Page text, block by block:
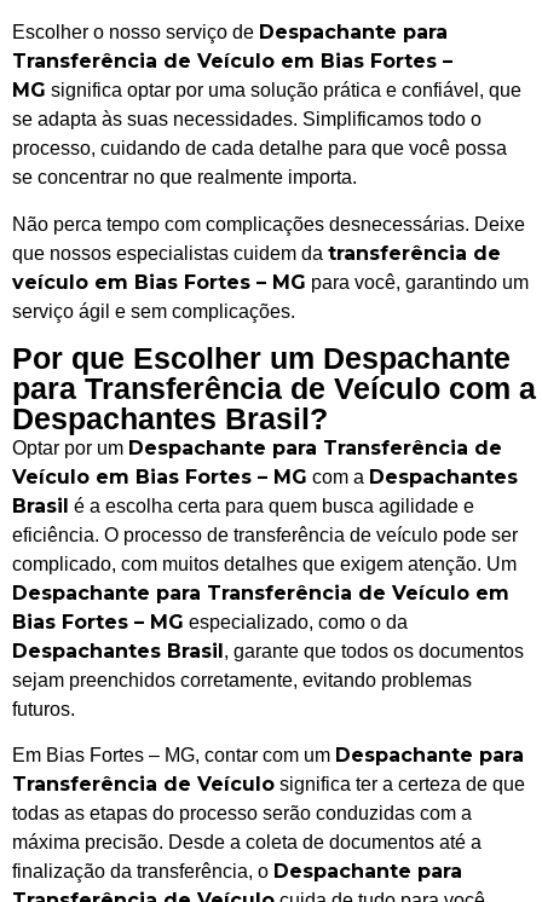
Escolher o nosso serviço de Despachante para
Transferência de Veículo em Bias Fortes –
MG significa optar por uma solução prática e confiável, que
se adapta às suas necessidades. Simplificamos todo o
processo, cuidando de cada detalhe para que você possa
se concentrar no que realmente importa.
Não perca tempo com complicações desnecessárias. Deixe
que nossos especialistas cuidem da transferência de
veículo em Bias Fortes – MG para você, garantindo um
serviço ágil e sem complicações.
Por que Escolher um Despachante
para Transferência de Veículo com a
Despachantes Brasil?
Optar por um Despachante para Transferência de
Veículo em Bias Fortes – MG com a Despachantes
Brasil é a escolha certa para quem busca agilidade e
eficiência. O processo de transferência de veículo pode ser
complicado, com muitos detalhes que exigem atenção. Um
Despachante para Transferência de Veículo em
Bias Fortes – MG especializado, como o da
Despachantes Brasil, garante que todos os documentos
sejam preenchidos corretamente, evitando problemas
futuros.
Em Bias Fortes – MG, contar com um Despachante para
Transferência de Veículo significa ter a certeza de que
todas as etapas do processo serão conduzidas com a
máxima precisão. Desde a coleta de documentos até a
finalização da transferência, o Despachante para